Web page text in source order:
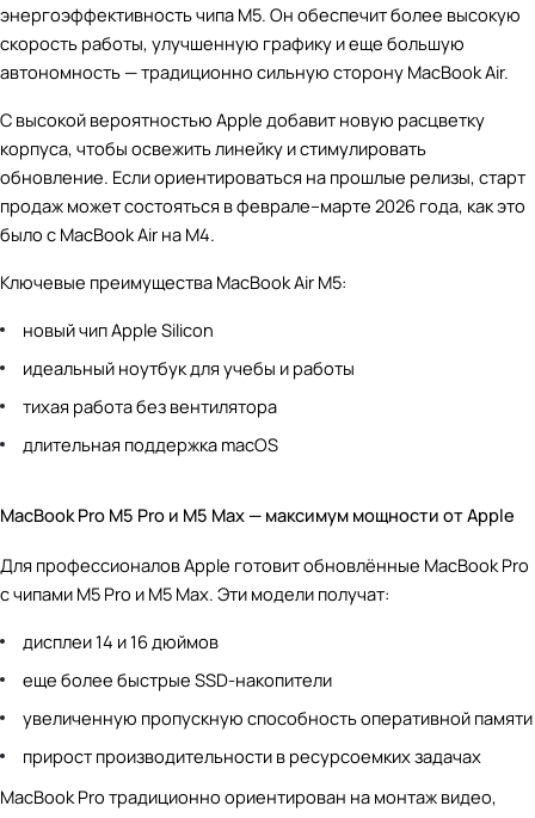
энергоэффективность чипа M5. Он обеспечит более высокую
скорость работы, улучшенную графику и еще большую
автономность — традиционно сильную сторону MacBook Air.
С высокой вероятностью Apple добавит новую расцветку
корпуса, чтобы освежить линейку и стимулировать
обновление. Если ориентироваться на прошлые релизы, старт
продаж может состояться в феврале–марте 2026 года, как это
было с MacBook Air на M4.
Ключевые преимущества MacBook Air M5:
новый чип Apple Silicon
идеальный ноутбук для учебы и работы
тихая работа без вентилятора
длительная поддержка macOS
MacBook Pro M5 Pro и M5 Max — максимум мощности от Apple
Для профессионалов Apple готовит обновлённые MacBook Pro
с чипами M5 Pro и M5 Max. Эти модели получат:
дисплеи 14 и 16 дюймов
еще более быстрые SSD-накопители
увеличенную пропускную способность оперативной памяти
прирост производительности в ресурсоемких задачах
MacBook Pro традиционно ориентирован на монтаж видео,